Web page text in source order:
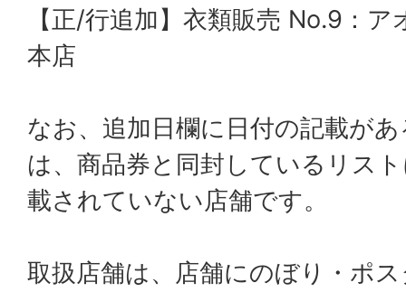
【正/行追加】衣類販売 No.9：ア
本店
なお、追加日欄に日付の記載が
は、商品券と同封しているリス
載されていない店舗です。
取扱店舗は、店舗にのぼり・ポ